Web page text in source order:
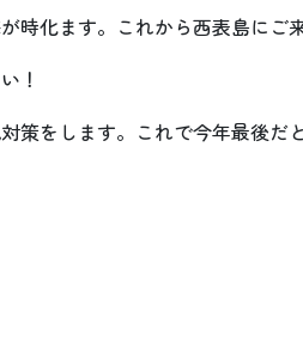
時化ます。これから西表島にご
！
策をします。これで今年最後だ